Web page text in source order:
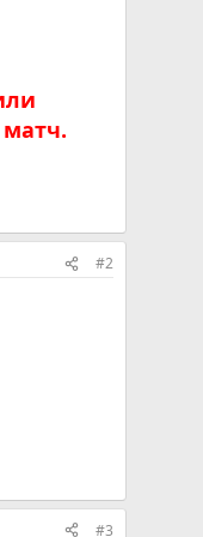
#2
#3